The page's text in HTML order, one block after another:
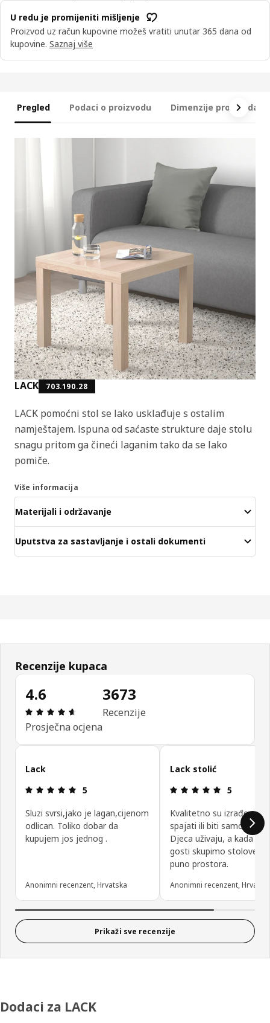
U redu je promijeniti mišljenje
Proizvod uz račun kupovine možeš vratiti unutar 365 dana od
kupovine. Saznaj više
Pregled Podaci o proizvodu Dimenzije proizvoda
LACK 703.190.28
LACK pomoćni stol se lako usklađuje s ostalim
namještajem. Ispuna od saćaste strukture daje stolu
snagu pritom ga čineći laganim tako da se lako
pomiče.
Više informacija
Materijali i održavanje
Uputstva za sastavljanje i ostali dokumenti
Recenzije kupaca
4.6
Ocjena i recenzija: 4.6 od 5 zvjezdica. Ukupno
Prosječna ocjena
3673
Recenzije
Preskoči recenzije kupaca
Lack
Ocjena i recenzija: 5 od 5 zvjezdica.
5
Sluzi svrsi,jako je lagan,cijenom
odlican. Toliko dobar da
kupujem jos jednog .
Anonimni recenzent, Hrvatska
Lack stolić
Ocjena i
5
Kvalitetno su izrađeni,
spajati ili biti samostalno.
Djeca uživaju, a kada
gosti skupimo stolove i
puno prostora.
Anonimni recenzent,
Prikaži sve recenzije
Dodaci za LACK